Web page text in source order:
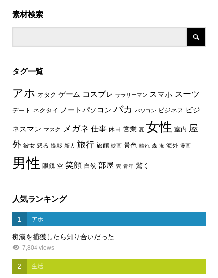
素材検索
タグ一覧
アホ オタク ゲーム コスプレ サラリーマン スマホ スーツ
デート ネクタイ ノートパソコン バカ パソコン ビジネス ビジ
ネスマン マスク メガネ 仕事 休日 営業 夏 女性 室内 屋
外 彼女 怒る 撮影 新人 旅行 旅館 映画 景色 晴れ 森 海 海外 漫画
男性 眼鏡 空 笑顔 自然 部屋 雲 青年 驚く
人気ランキング
1 アホ
痴漢を捕獲したら知り合いだった
7,804 views
2 生活